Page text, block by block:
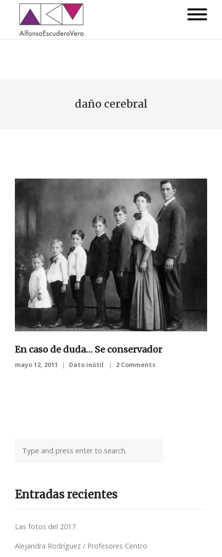
daño cerebral
En caso de duda… Se conservador
mayo 12, 2011 Dato inútil 2 Comments
Entradas recientes
Las fotos del 2017
Alejandra Rodríguez / Profesores Centro